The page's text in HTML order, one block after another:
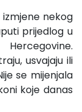
nekog
prijedlog u
usvajaju ili
se mijenjala
koje danas